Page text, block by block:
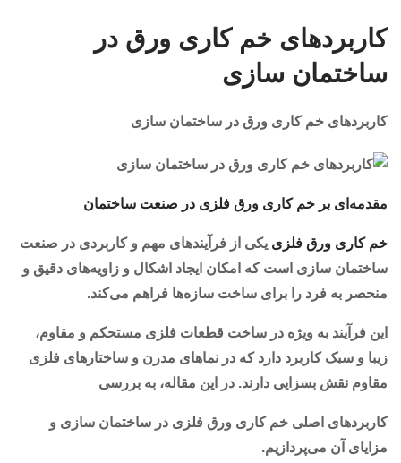
کاربردهای خم کاری ورق در
ساختمان سازی
کاربردهای خم کاری ورق در ساختمان سازی
مقدمه‌ای بر خم کاری ورق فلزی در صنعت ساختمان
خم کاری ورق فلزی یکی از فرآیندهای مهم و کاربردی در صنعت
ساختمان سازی است که امکان ایجاد اشکال و زاویه‌های دقیق و
منحصر به فرد را برای ساخت سازه‌ها فراهم می‌کند.
این فرآیند به ویژه در ساخت قطعات فلزی مستحکم و مقاوم،
زیبا و سبک کاربرد دارد که در نماهای مدرن و ساختارهای فلزی
مقاوم نقش بسزایی دارند. در این مقاله، به بررسی
کاربردهای اصلی خم کاری ورق فلزی در ساختمان سازی و
مزایای آن می‌پردازیم.